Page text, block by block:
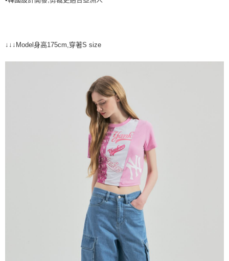
每筆NT$60，滿NT$499(含以上)免運費
↓↓↓Model身高175cm,穿著S size